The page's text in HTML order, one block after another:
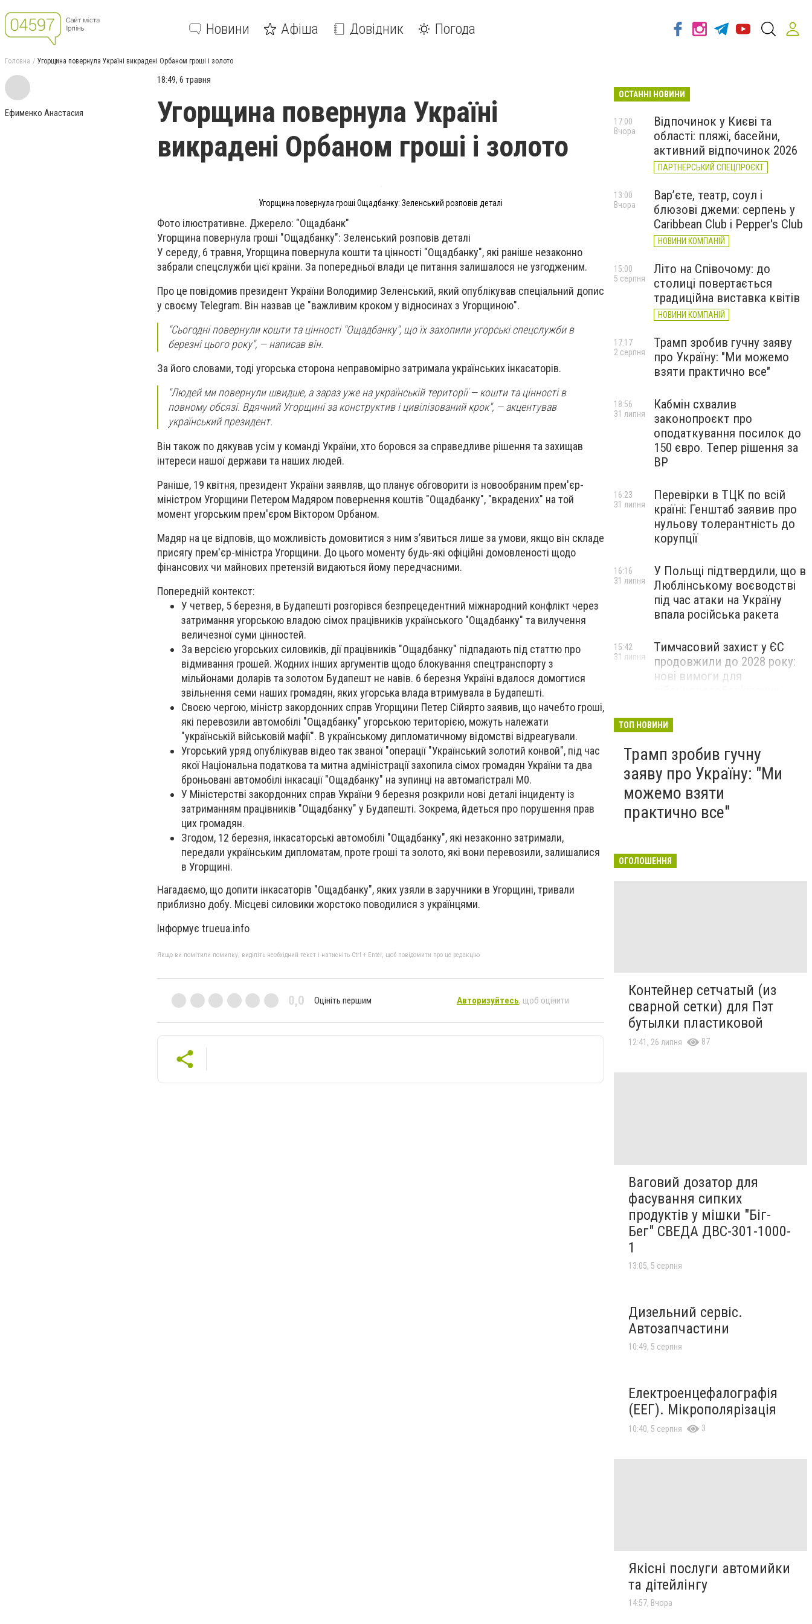
Новини Афіша Довідник Погода
Головна Угорщина повернула Україні викрадені Орбаном гроші і золото
Ефименко Анастасия
18:49, 6 травня
Угорщина повернула Україні
викрадені Орбаном гроші і золото
Угорщина повернула гроші Ощадбанку: Зеленський розповів деталі
Фото ілюстративне. Джерело: "Ощадбанк"
Угорщина повернула гроші "Ощадбанку": Зеленський розповів деталі
У середу, 6 травня, Угорщина повернула кошти та цінності "Ощадбанку", які раніше незаконно
забрали спецслужби цієї країни. За попередньої влади це питання залишалося не узгодженим.
Про це повідомив президент України Володимир Зеленський, який опублікував спеціальний допис
у своєму Telegram. Він назвав це "важливим кроком у відносинах з Угорщиною".
"Сьогодні повернули кошти та цінності "Ощадбанку", що їх захопили угорські спецслужби в
березні цього року", — написав він.
За його словами, тоді угорська сторона неправомірно затримала українських інкасаторів.
"Людей ми повернули швидше, а зараз уже на українській території — кошти та цінності в
повному обсязі. Вдячний Угорщині за конструктив і цивілізований крок", — акцентував
український президент.
Він також по дякував усім у команді України, хто боровся за справедливе рішення та захищав
інтереси нашої держави та наших людей.
Раніше, 19 квітня, президент України заявляв, що планує обговорити із новообраним прем'єр-
міністром Угорщини Петером Мадяром повернення коштів "Ощадбанку", "вкрадених" на той
момент угорським прем'єром Віктором Орбаном.
Мадяр на це відповів, що можливість домовитися з ним з’явиться лише за умови, якщо він складе
присягу прем'єр-міністра Угорщини. До цього моменту будь-які офіційні домовленості щодо
фінансових чи майнових претензій видаються йому передчасними.
Попередній контекст:
У четвер, 5 березня, в Будапешті розгорівся безпрецедентний міжнародний конфлікт через
затримання угорською владою сімох працівників українського "Ощадбанку" та вилучення
величезної суми цінностей.
За версією угорських силовиків, дії працівників "Ощадбанку" підпадають під статтю про
відмивання грошей. Жодних інших аргументів щодо блокування спецтранспорту з
мільйонами доларів та золотом Будапешт не навів. 6 березня Україні вдалося домогтися
звільнення семи наших громадян, яких угорська влада втримувала в Будапешті.
Своєю чергою, міністр закордонних справ Угорщини Петер Сійярто заявив, що начебто гроші,
які перевозили автомобілі "Ощадбанку" угорською територією, можуть належати
"українській військовій мафії". В українському дипломатичному відомстві відреагували.
Угорський уряд опублікував відео так званої "операції "Український золотий конвой", під час
якої Національна податкова та митна адміністрації захопила сімох громадян України та два
броньовані автомобілі інкасації "Ощадбанку" на зупинці на автомагістралі М0.
У Міністерстві закордонних справ України 9 березня розкрили нові деталі інциденту із
затриманням працівників "Ощадбанку" у Будапешті. Зокрема, йдеться про порушення прав
цих громадян.
Згодом, 12 березня, інкасаторські автомобілі "Ощадбанку", які незаконно затримали,
передали українським дипломатам, проте гроші та золото, які вони перевозили, залишалися
в Угорщині.
Нагадаємо, що допити інкасаторів "Ощадбанку", яких узяли в заручники в Угорщині, тривали
приблизно добу. Місцеві силовики жорстоко поводилися з українцями.
Інформує trueua.info
Якщо ви помітили помилку, виділіть необхідний текст і натисніть Ctrl + Enter, щоб повідомити про це редакцію
0,0 Оцініть першим Авторизуйтесь, щоб оцінити
ОСТАННІ НОВИНИ
Відпочинок у Києві та
області: пляжі, басейни,
активний відпочинок 2026
ПАРТНЕРСЬКИЙ СПЕЦПРОЄКТ
17:00
Вчора
Вар’єте, театр, соул і
блюзові джеми: серпень у
Caribbean Club і Pepper's Club
НОВИНИ КОМПАНІЙ
13:00
Вчора
Літо на Співочому: до
столиці повертається
традиційна виставка квітів
НОВИНИ КОМПАНІЙ
15:00
5 серпня
Трамп зробив гучну заяву
про Україну: "Ми можемо
взяти практично все"
17:17
2 серпня
Кабмін схвалив
законопроєкт про
оподаткування посилок до
150 євро. Тепер рішення за
ВР
18:56
31 липня
Перевірки в ТЦК по всій
країні: Генштаб заявив про
нульову толерантність до
корупції
16:23
31 липня
У Польщі підтвердили, що в
Люблінському воєводстві
під час атаки на Україну
впала російська ракета
16:16
31 липня
Тимчасовий захист у ЄС
продовжили до 2028 року:
нові вимоги для
15:42
31 липня
ТОП НОВИНИ
Трамп зробив гучну
заяву про Україну: "Ми
можемо взяти
практично все"
ОГОЛОШЕННЯ
Контейнер сетчатый (из
сварной сетки) для Пэт
бутылки пластиковой
12:41, 26 липня 87
Ваговий дозатор для
фасування сипких
продуктів у мішки "Біг-
Бег" СВЕДА ДВС-301-1000-
1
13:05, 5 серпня
Дизельний сервіс.
Автозапчастини
10:49, 5 серпня
Електроенцефалографія
(ЕЕГ). Мікрополярізація
10:40, 5 серпня 3
Якісні послуги автомийки
та дітейлінгу
14:57, Вчора